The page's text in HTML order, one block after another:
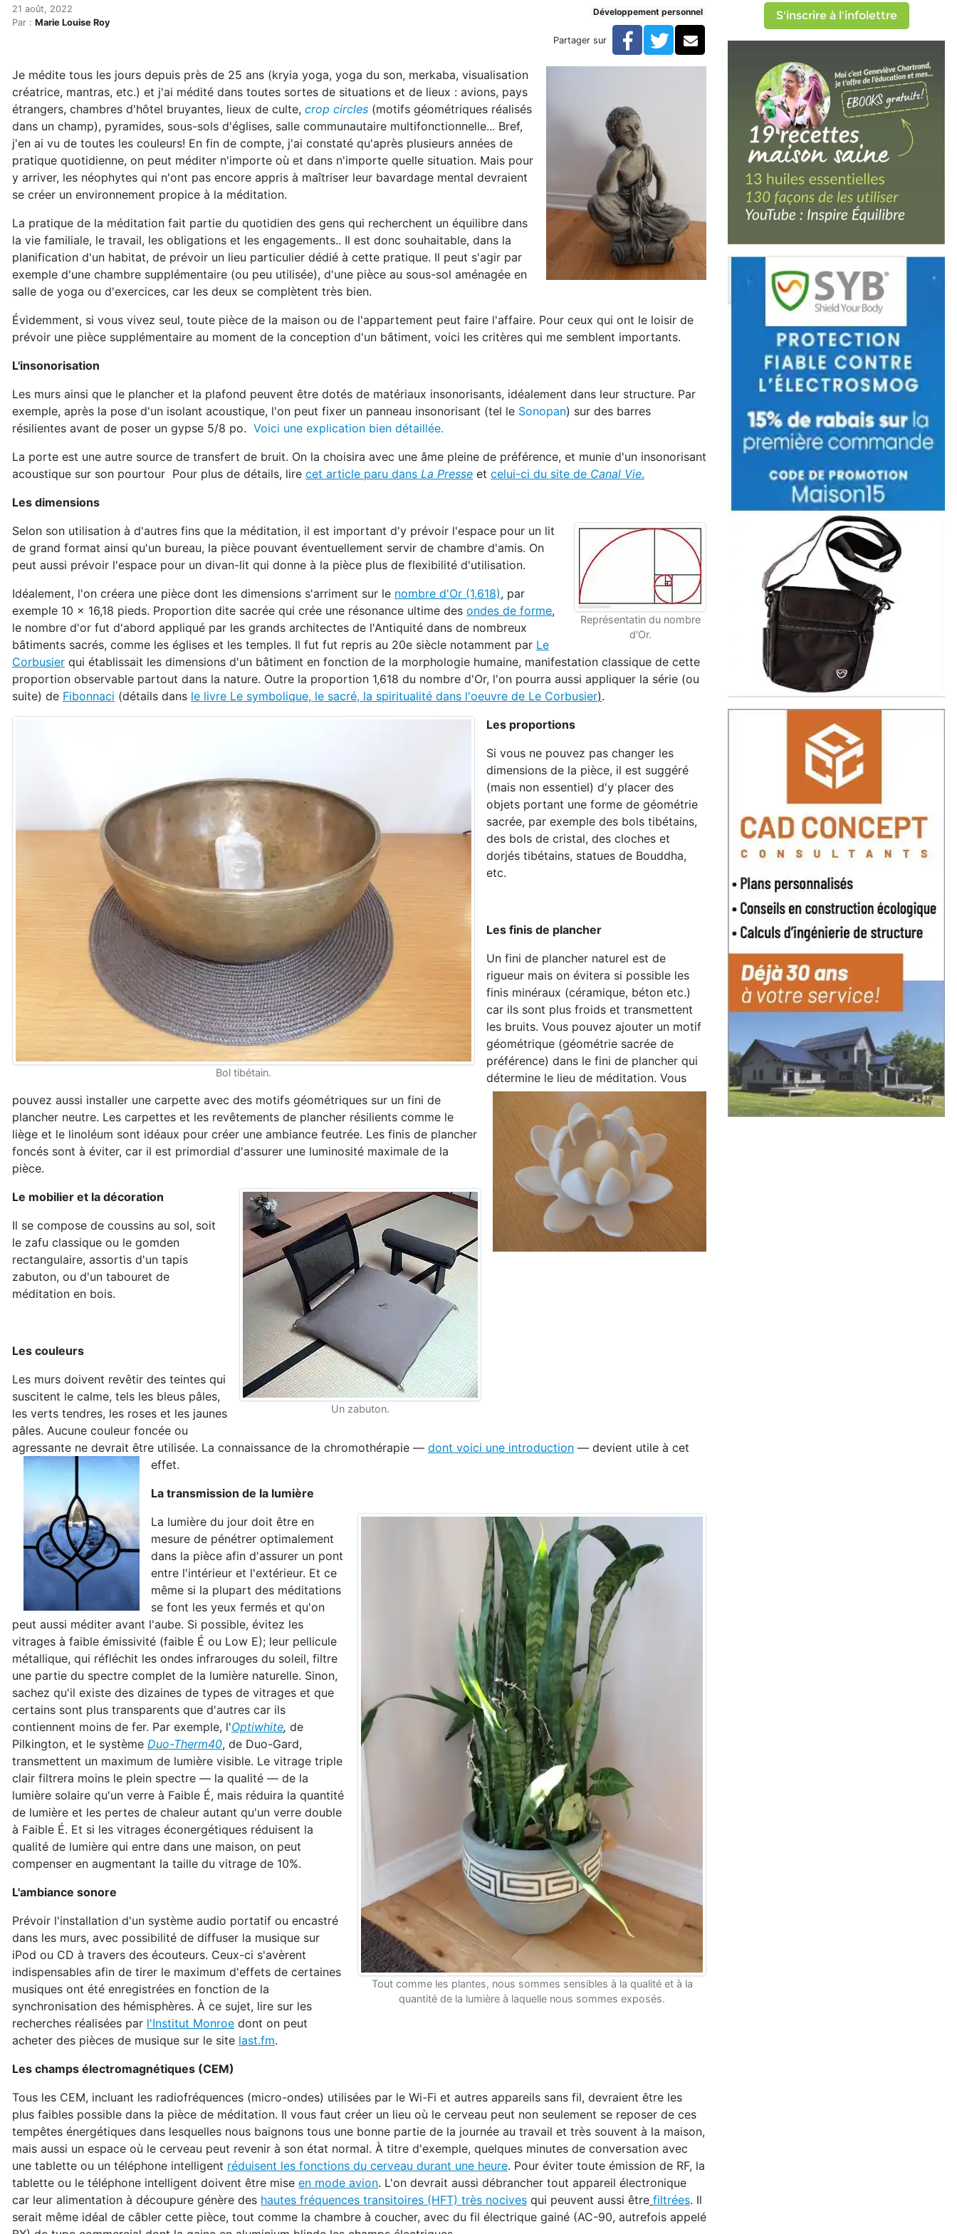
Accueil
Articles
Un lieu pour méditer en paix
21 août, 2022
Par : Marie Louise Roy
Développement personnel
Partager sur Facebook
TwitterCourriel
Je médite tous les jours depuis près de 25 ans (kryia yoga, yoga du son, merkaba, visualisation
créatrice, mantras, etc.) et j'ai médité dans toutes sortes de situations et de lieux : avions, pays
étrangers, chambres d'hôtel bruyantes, lieux de culte, crop circles (motifs géométriques réalisés
dans un champ), pyramides, sous-sols d'églises, salle communautaire multifonctionnelle... Bref,
j'en ai vu de toutes les couleurs! En fin de compte, j'ai constaté qu'après plusieurs années de
pratique quotidienne, on peut méditer n'importe où et dans n'importe quelle situation. Mais pour
y arriver, les néophytes qui n'ont pas encore appris à maîtriser leur bavardage mental devraient
se créer un environnement propice à la méditation.
La pratique de la méditation fait partie du quotidien des gens qui recherchent un équilibre dans
la vie familiale, le travail, les obligations et les engagements.. Il est donc souhaitable, dans la
planification d'un habitat, de prévoir un lieu particulier dédié à cette pratique. Il peut s'agir par
exemple d'une chambre supplémentaire (ou peu utilisée), d'une pièce au sous-sol aménagée en
salle de yoga ou d'exercices, car les deux se complètent très bien.
Évidemment, si vous vivez seul, toute pièce de la maison ou de l'appartement peut faire l'affaire. Pour ceux qui ont le loisir de
prévoir une pièce supplémentaire au moment de la conception d'un bâtiment, voici les critères qui me semblent importants.
L'insonorisation
Les murs ainsi que le plancher et la plafond peuvent être dotés de matériaux insonorisants, idéalement dans leur structure. Par
exemple, après la pose d'un isolant acoustique, l'on peut fixer un panneau insonorisant (tel le Sonopan) sur des barres
résilientes avant de poser un gypse 5/8 po. Voici une explication bien détaillée.
La porte est une autre source de transfert de bruit. On la choisira avec une âme pleine de préférence, et munie d'un insonorisant
acoustique sur son pourtour Pour plus de détails, lire cet article paru dans La Presse et celui-ci du site de Canal Vie.
Les dimensions
Représentatin du nombre
d'Or.
Selon son utilisation à d'autres fins que la méditation, il est important d'y prévoir l'espace pour un lit
de grand format ainsi qu'un bureau, la pièce pouvant éventuellement servir de chambre d'amis. On
peut aussi prévoir l'espace pour un divan-lit qui donne à la pièce plus de flexibilité d'utilisation.
Idéalement, l'on créera une pièce dont les dimensions s'arriment sur le nombre d'Or (1,618), par
exemple 10 x 16,18 pieds. Proportion dite sacrée qui crée une résonance ultime des ondes de forme,
le nombre d'or fut d'abord appliqué par les grands architectes de l'Antiquité dans de nombreux
bâtiments sacrés, comme les églises et les temples. Il fut fut repris au 20e siècle notamment par Le
Corbusier qui établissait les dimensions d'un bâtiment en fonction de la morphologie humaine, manifestation classique de cette
proportion observable partout dans la nature. Outre la proportion 1,618 du nombre d'Or, l'on pourra aussi appliquer la série (ou
suite) de Fibonnaci (détails dans le livre Le symbolique, le sacré, la spiritualité dans l'oeuvre de Le Corbusier).
Bol tibétain.
Les proportions
Si vous ne pouvez pas changer les
dimensions de la pièce, il est suggéré
(mais non essentiel) d'y placer des
objets portant une forme de géométrie
sacrée, par exemple des bols tibétains,
des bols de cristal, des cloches et
dorjés tibétains, statues de Bouddha,
etc.
Les finis de plancher
Un fini de plancher naturel est de
rigueur mais on évitera si possible les
finis minéraux (céramique, béton etc.)
car ils sont plus froids et transmettent
les bruits. Vous pouvez ajouter un motif
géométrique (géométrie sacrée de
préférence) dans le fini de plancher qui
détermine le lieu de méditation. Vous
pouvez aussi installer une carpette avec des motifs géométriques sur un fini de
plancher neutre. Les carpettes et les revêtements de plancher résilients comme le
liège et le linoléum sont idéaux pour créer une ambiance feutrée. Les finis de plancher
foncés sont à éviter, car il est primordial d'assurer une luminosité maximale de la
pièce.
Un zabuton.
Le mobilier et la décoration
Il se compose de coussins au sol, soit
le zafu classique ou le gomden
rectangulaire, assortis d'un tapis
zabuton, ou d'un tabouret de
méditation en bois.
Les couleurs
Les murs doivent revêtir des teintes qui
suscitent le calme, tels les bleus pâles,
les verts tendres, les roses et les jaunes
pâles. Aucune couleur foncée ou
agressante ne devrait être utilisée. La connaissance de la chromothérapie — dont voici une introduction — devient utile à cet
effet.
La transmission de la lumière
Tout comme les plantes, nous sommes sensibles à la qualité et à la
quantité de la lumière à laquelle nous sommes exposés.
La lumière du jour doit être en
mesure de pénétrer optimalement
dans la pièce afin d'assurer un pont
entre l'intérieur et l'extérieur. Et ce
même si la plupart des méditations
se font les yeux fermés et qu'on
peut aussi méditer avant l'aube. Si possible, évitez les
vitrages à faible émissivité (faible É ou Low E); leur pellicule
métallique, qui réfléchit les ondes infrarouges du soleil, filtre
une partie du spectre complet de la lumière naturelle. Sinon,
sachez qu'il existe des dizaines de types de vitrages et que
certains sont plus transparents que d'autres car ils
contiennent moins de fer. Par exemple, l'Optiwhite, de
Pilkington, et le système Duo-Therm40, de Duo-Gard,
transmettent un maximum de lumière visible. Le vitrage triple
clair filtrera moins le plein spectre — la qualité — de la
lumière solaire qu'un verre à Faible É, mais réduira la quantité
de lumière et les pertes de chaleur autant qu'un verre double
à Faible É. Et si les vitrages éconergétiques réduisent la
qualité de lumière qui entre dans une maison, on peut
compenser en augmentant la taille du vitrage de 10%.
L'ambiance sonore
Prévoir l'installation d'un système audio portatif ou encastré
dans les murs, avec possibilité de diffuser la musique sur
iPod ou CD à travers des écouteurs. Ceux-ci s'avèrent
indispensables afin de tirer le maximum d'effets de certaines
musiques ont été enregistrées en fonction de la
synchronisation des hémisphères. À ce sujet, lire sur les
recherches réalisées par l'Institut Monroe dont on peut
acheter des pièces de musique sur le site last.fm.
Les champs électromagnétiques (CEM)
Tous les CEM, incluant les radiofréquences (micro-ondes) utilisées par le Wi-Fi et autres appareils sans fil, devraient être les
plus faibles possible dans la pièce de méditation. Il vous faut créer un lieu où le cerveau peut non seulement se reposer de ces
tempêtes énergétiques dans lesquelles nous baignons tous une bonne partie de la journée au travail et très souvent à la maison,
mais aussi un espace où le cerveau peut revenir à son état normal. À titre d'exemple, quelques minutes de conversation avec
une tablette ou un téléphone intelligent réduisent les fonctions du cerveau durant une heure. Pour éviter toute émission de RF, la
tablette ou le téléphone intelligent doivent être mise en mode avion. L'on devrait aussi débrancher tout appareil électronique
car leur alimentation à découpure génère des hautes fréquences transitoires (HFT) très nocives qui peuvent aussi être filtrées. Il
serait même idéal de câbler cette pièce, tout comme la chambre à coucher, avec du fil électrique gainé (AC-90, autrefois appelé
S'inscrire à l'infolettre